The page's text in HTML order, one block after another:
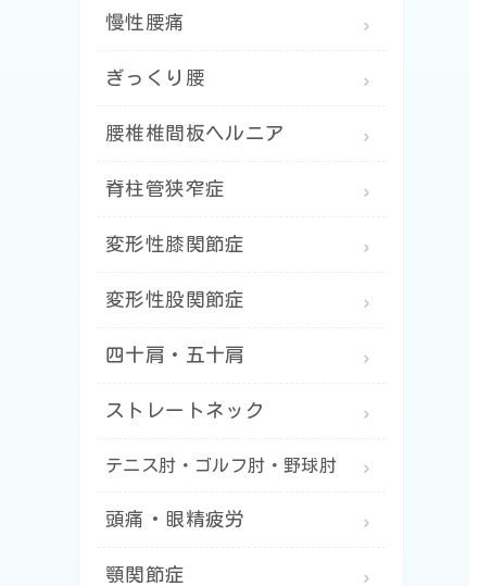
慢性腰痛
ぎっくり腰
腰椎椎間板ヘルニア
脊柱管狭窄症
変形性膝関節症
変形性股関節症
四十肩・五十肩
ストレートネック
テニス肘・ゴルフ肘・野球肘
頭痛・眼精疲労
顎関節症